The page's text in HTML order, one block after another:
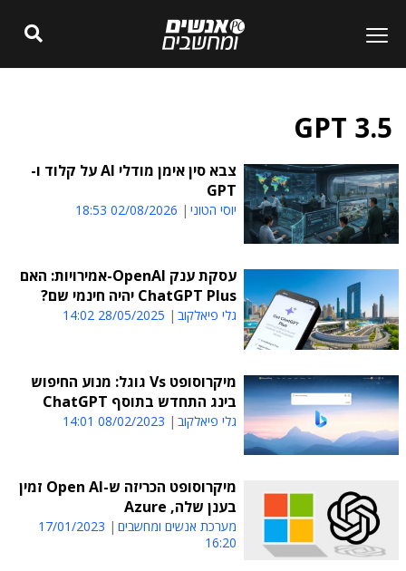
GPT 3.5
צבא סין אימן מודלי AI על קלוד ו-
GPT
יוסי הטוני 02/08/2026 18:53
עסקת ענק OpenAI-אמירויות: האם
ChatGPT Plus יהיה חינמי שם?
גלי פיאלקוב 28/05/2025 14:02
מיקרוסופט Vs גוגל: מנוע החיפוש
בינג התחדש בתוסף ChatGPT
גלי פיאלקוב 08/02/2023 14:01
מיקרוסופט הכריזה ש-Open AI זמין
בענן שלה, Azure
מערכת אנשים ומחשבים
17/01/2023
16:20